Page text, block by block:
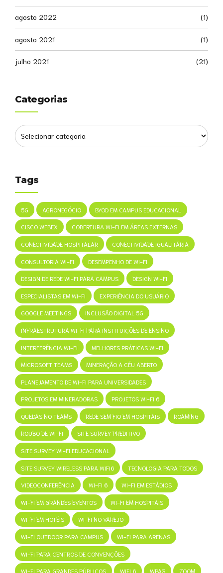
agosto 2022 (1)
agosto 2021 (1)
julho 2021 (21)
Categorias
Tags
5G AGRONEGÓCIO BYOD EM CAMPUS EDUCACIONAL
CISCO WEBEX COBERTURA WI-FI EM ÁREAS EXTERNAS
CONECTIVIDADE HOSPITALAR CONECTIVIDADE IGUALITÁRIA
CONSULTORIA WI-FI DESEMPENHO DE WI-FI
DESIGN DE REDE WI-FI PARA CAMPUS DESIGN WI-FI
ESPECIALISTAS EM WI-FI EXPERIÊNCIA DO USUÁRIO
GOOGLE MEETINGS INCLUSÃO DIGITAL 5G
INFRAESTRUTURA WI-FI PARA INSTITUIÇÕES DE ENSINO
INTERFERÊNCIA WI-FI MELHORES PRÁTICAS WI-FI
MICROSOFT TEAMS MINERAÇÃO A CÉU ABERTO
PLANEJAMENTO DE WI-FI PARA UNIVERSIDADES
PROJETOS EM MINERADORAS PROJETOS WI-FI 6
QUEDAS NO TEAMS REDE SEM FIO EM HOSPITAIS ROAMING
ROUBO DE WI-FI SITE SURVEY PREDITIVO
SITE SURVEY WI-FI EDUCACIONAL
SITE SURVEY WIRELESS PARA WIFI6 TECNOLOGIA PARA TODOS
VIDEOCONFERÊNCIA WI-FI 6 WI-FI EM ESTÁDIOS
WI-FI EM GRANDES EVENTOS WI-FI EM HOSPITAIS
WI-FI EM HOTÉIS WI-FI NO VAREJO
WI-FI OUTDOOR PARA CAMPUS WI-FI PARA ARENAS
WI-FI PARA CENTROS DE CONVENÇÕES
WI-FI PARA GRANDES PÚBLICOS WIFI 6 WPA3 ZOOM